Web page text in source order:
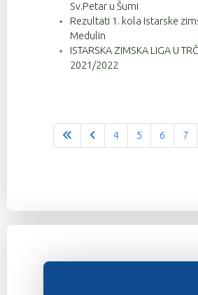
Sv.Petar u Šumi
Rezultati 1. kola Istarske
Medulin
ISTARSKA ZIMSKA LIGA U
2021/2022
4 5 6 7